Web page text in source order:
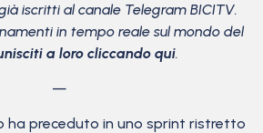
iscritti al canale Telegram BICITV.
in tempo reale sul mondo del
a loro cliccando qui.
—
ha preceduto in uno sprint ristretto